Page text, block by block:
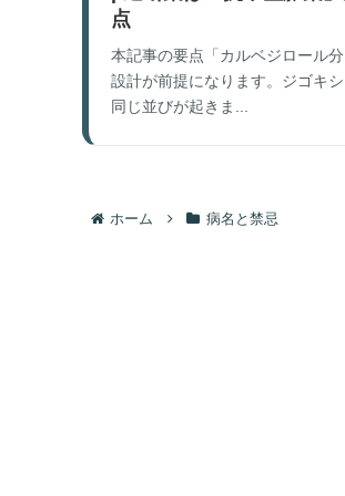
点
本記事の要点「カルベジロール
設計が前提になります。ジゴキ
同じ並びが起きま...
ホーム 病名と禁忌